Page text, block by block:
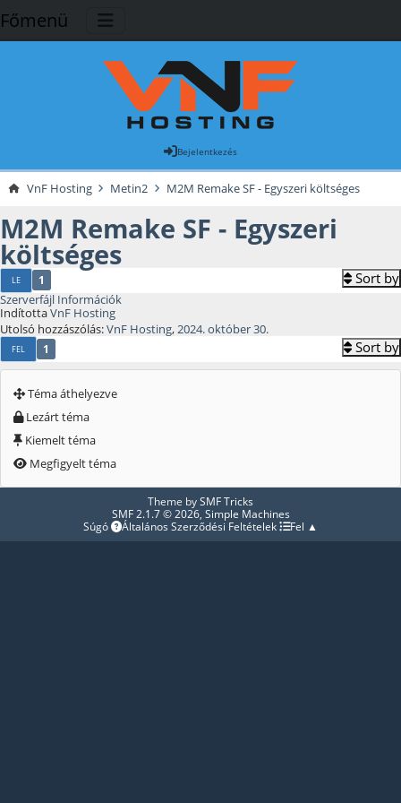
Főmenü
Bejelentkezés
VnF Hosting Metin2 M2M Remake SF - Egyszeri költséges
M2M Remake SF - Egyszeri
költséges
LE 1 Sort by
Szerverfájl Információk
IndítottaVnF Hosting
Utolsó hozzászólás:VnF Hosting,2024. október 30.
FEL 1 Sort by
Téma áthelyezve
Lezárt téma
Kiemelt téma
Megfigyelt téma
Theme bySMF Tricks
SMF 2.1.7 © 2026, Simple Machines
Súgó
Általános Szerződési Feltételek Fel ▲